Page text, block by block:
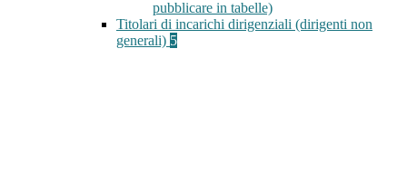
pubblicare in tabelle)
Titolari di incarichi dirigenziali (dirigenti non
generali) 5